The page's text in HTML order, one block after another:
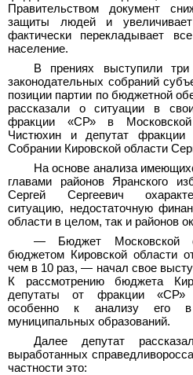
Правительством документ
защиты людей и
фактически перекладывает
население.
В прениях выступили
законодательных собраний
позиции партии по бюджетной
рассказали о ситуации в
фракции «СР» в
Чистюхин и депутат фракции
Собрании Кировской области
На основе анализа
главами районов Яранского
Сергей Сергеевич
ситуацию, недостаточную
области в целом, так и районов
— Бюджет Московской
бюджетом Кировской области
чем в 10 раз,— начал свое
К рассмотрению бюджета
депутаты от фракции «СР»
особенно к анализу его в
муниципальных образований.
Далее депутат
выработанных
частности это: